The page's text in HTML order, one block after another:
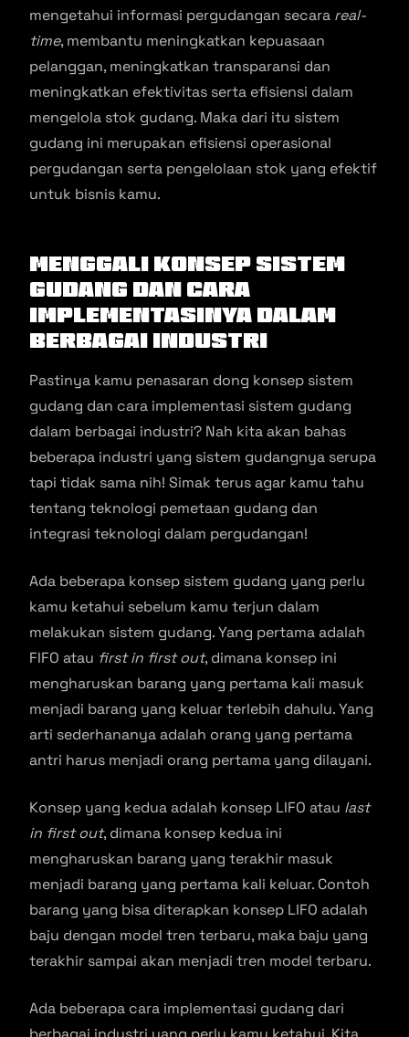
mengetahui informasi pergudangan secara real-
time, membantu meningkatkan kepuasaan
pelanggan, meningkatkan transparansi dan
meningkatkan efektivitas serta efisiensi dalam
mengelola stok gudang. Maka dari itu sistem
gudang ini merupakan efisiensi operasional
pergudangan serta pengelolaan stok yang efektif
untuk bisnis kamu.
Menggali Konsep Sistem
Gudang dan Cara
Implementasinya dalam
Berbagai Industri
Pastinya kamu penasaran dong konsep sistem
gudang dan cara implementasi sistem gudang
dalam berbagai industri? Nah kita akan bahas
beberapa industri yang sistem gudangnya serupa
tapi tidak sama nih! Simak terus agar kamu tahu
tentang teknologi pemetaan gudang dan
integrasi teknologi dalam pergudangan!
Ada beberapa konsep sistem gudang yang perlu
kamu ketahui sebelum kamu terjun dalam
melakukan sistem gudang. Yang pertama adalah
FIFO atau first in first out, dimana konsep ini
mengharuskan barang yang pertama kali masuk
menjadi barang yang keluar terlebih dahulu. Yang
arti sederhananya adalah orang yang pertama
antri harus menjadi orang pertama yang dilayani.
Konsep yang kedua adalah konsep LIFO atau last
in first out, dimana konsep kedua ini
mengharuskan barang yang terakhir masuk
menjadi barang yang pertama kali keluar. Contoh
barang yang bisa diterapkan konsep LIFO adalah
baju dengan model tren terbaru, maka baju yang
terakhir sampai akan menjadi tren model terbaru.
Ada beberapa cara implementasi gudang dari